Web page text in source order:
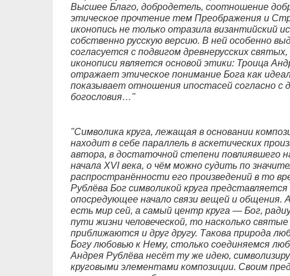
Высшее Благо, добродетель, соотношение
этическое прочтение тем Преображения и
иконопись не только отразила византийский
собственно русскую версию. В ней особенно
согласуется с подвигом древнерусских
иконописи является основой этики: Троица
отражает этическое понимание Бога как
показывает отношения ипостасей согласно с
богословия…"
"Символика круга, лежащая в основании
находит в себе параллель в аскетических
автора, в достаточной степени повлиявшего
начала XVI века, о чём можно судить по
распространённости его произведений в то
Рублёва Бог символикой круга
опосредующее начало связи вещей и общения.
есть мир сей, а самый центр круга — Бог,
пути жизни человеческой, то насколько
приближаются и друг другу. Такова природа
Богу любовью к Нему, столько соединяемся
Андрея Рублёва несёт ту же идею,
круговыми элементами композиции. Своим